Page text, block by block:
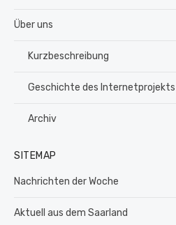
Über uns
Kurzbeschreibung
Geschichte des Internetprojekts
Archiv
SITEMAP
Nachrichten der Woche
Aktuell aus dem Saarland